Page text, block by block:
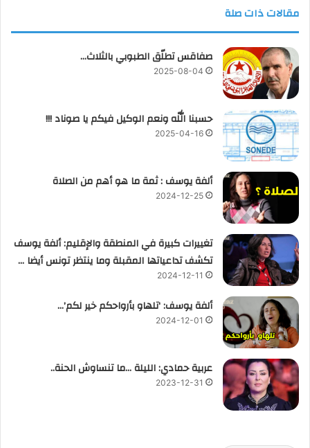
مقالات ذات صلة
صفاقس تطلّق الطبوبي بالثلاث…
2025-08-04
حسبنا اللّه ونعم الوكيل فيكم يا صوناد !!!
2025-04-16
ألفة يوسف : ثمة ما هو أهم من الصلاة
2024-12-25
تغييرات كبيرة في المنطقة والإقليم: ألفة يوسف
تكشف تداعياتها المقبلة وما ينتظر تونس أيضا …
2024-12-11
ألفة يوسف: ‘تلهاو بأرواحكم خير لكم’…
2024-12-01
عربية حمادي: الليلة …ما تنساوش الحنة..
2023-12-31